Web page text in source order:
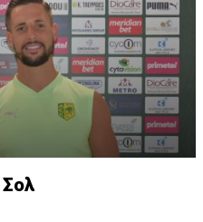
ομάδα το τρέχον
Σολ